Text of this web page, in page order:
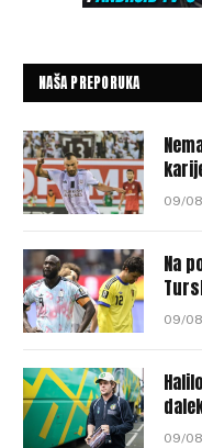
NAŠA PREPORUKA
09/
Na
09/
09/